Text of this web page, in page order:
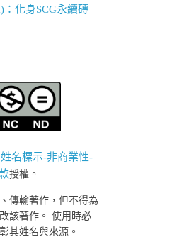
化身SCG永續磚
名標示-非商業性-
授權。
傳輸著作，但不得為
該著作。 使用時必
其姓名與來源。